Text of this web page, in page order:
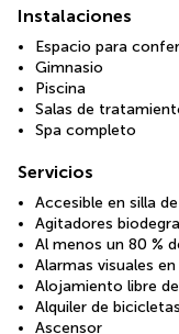
Instalaciones
Espacio para
Gimnasio
Piscina
Salas de
Spa completo
Servicios
Accesible en silla
Agitadores
Al menos un 80 %
Alarmas visuales
Alojamiento libre
Alquiler de
Ascensor